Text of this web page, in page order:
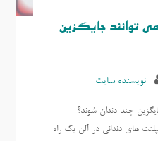
توانند جایگزین
نویسنده سایت
چند دندان شوند؟
های دندانی در آلن یک راه